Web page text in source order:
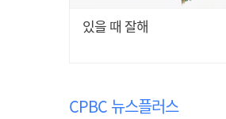
있을 때 잘해
CPBC 뉴스플러스